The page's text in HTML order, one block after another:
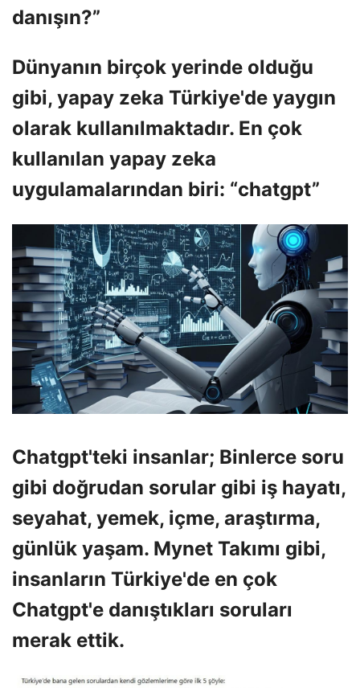
danışın?”
Dünyanın birçok yerinde olduğu
gibi, yapay zeka Türkiye'de yaygın
olarak kullanılmaktadır. En çok
kullanılan yapay zeka
uygulamalarından biri: “chatgpt”
Chatgpt'teki insanlar; Binlerce soru
gibi doğrudan sorular gibi iş hayatı,
seyahat, yemek, içme, araştırma,
günlük yaşam. Mynet Takımı gibi,
insanların Türkiye'de en çok
Chatgpt'e danıştıkları soruları
merak ettik.